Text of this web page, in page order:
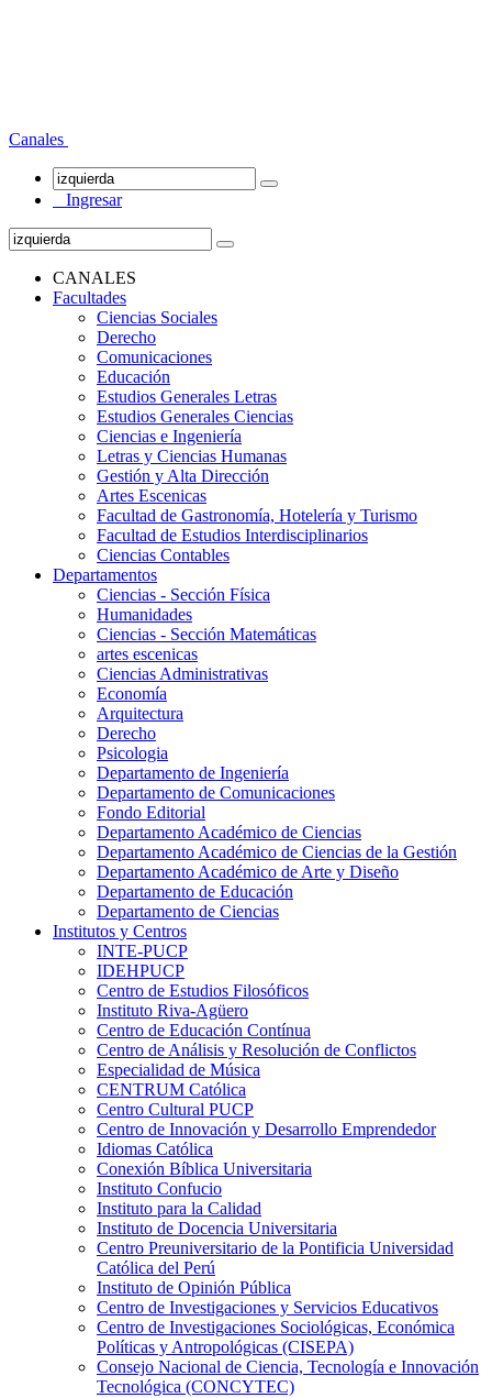
Canales
Ingresar
CANALES
Facultades
Ciencias Sociales
Derecho
Comunicaciones
Educación
Estudios Generales Letras
Estudios Generales Ciencias
Ciencias e Ingeniería
Letras y Ciencias Humanas
Gestión y Alta Dirección
Artes Escenicas
Facultad de Gastronomía, Hotelería y Turismo
Facultad de Estudios Interdisciplinarios
Ciencias Contables
Departamentos
Ciencias - Sección Física
Humanidades
Ciencias - Sección Matemáticas
artes escenicas
Ciencias Administrativas
Economía
Arquitectura
Derecho
Psicologia
Departamento de Ingeniería
Departamento de Comunicaciones
Fondo Editorial
Departamento Académico de Ciencias
Departamento Académico de Ciencias de la Gestión
Departamento Académico de Arte y Diseño
Departamento de Educación
Departamento de Ciencias
Institutos y Centros
INTE-PUCP
IDEHPUCP
Centro de Estudios Filosóficos
Instituto Riva-Agüero
Centro de Educación Contínua
Centro de Análisis y Resolución de Conflictos
Especialidad de Música
CENTRUM Católica
Centro Cultural PUCP
Centro de Innovación y Desarrollo Emprendedor
Idiomas Católica
Conexión Bíblica Universitaria
Instituto Confucio
Instituto para la Calidad
Instituto de Docencia Universitaria
Centro Preuniversitario de la Pontificia Universidad
Católica del Perú
Instituto de Opinión Pública
Centro de Investigaciones y Servicios Educativos
Centro de Investigaciones Sociológicas, Económica
Políticas y Antropológicas (CISEPA)
Consejo Nacional de Ciencia, Tecnología e Innovación
Tecnológica (CONCYTEC)